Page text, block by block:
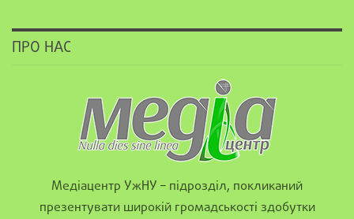
ПРО НАС
Медіацентр УжНУ – підрозділ, покликаний
презентувати широкій громадськості здобутки